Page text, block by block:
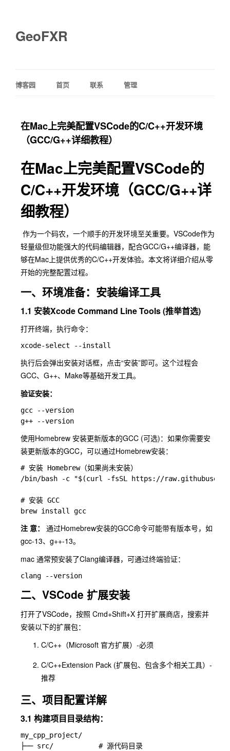
GeoFXR
博客园 首页 联系 管理
在Mac上完美配置VSCode的C/C++开发环境
（GCC/G++详细教程）
在Mac上完美配置VSCode的
C/C++开发环境（GCC/G++详
细教程）
​ 作为一个码农，一个顺手的开发环境至关重要。 VSCode作为
轻量级但功能强大的代码编辑器，配合GCC/G++编译器，能
够在Mac上提供优秀的C/C++开发体验。本文将详细介绍从零
开始的完整配置过程。
一、环境准备：安装编译工具
1.1 安装Xcode Command Line Tools (推举首选)
打开终端，执行命令：
执行后会弹出安装对话框，点击“安装”即可。这个过程会
GCC、G++、Make等基础开发工具。
验证安装：
gcc --version
使用Homebrew 安装更新版本的GCC (可选)：如果你需要安
装更新版本的GCC，可以通过Homebrew安装：
# 安装 Homebrew（如果尚未安装）
/bin/bash -c "$(curl -fsSL https://
# 安装 GCC
注 意：
通过Homebrew安装的GCC命令可能带有版本号，如
gcc-13、 g++-13。
mac 通常预安装了Clang编译器，可通过终端验证：
二、VSCode 扩展安装
打开了VSCode，按照 Cmd+Shift+X 打开扩展商店，搜索并
安装以下的扩展包：
C/C++（Microsoft 官方扩展）-必须
C/C++Extension Pack (扩展包、包含多个相关工具）-
推荐
三、项目配置详解
3.1 构建项目目录结构：
my_cpp_project/
├── src/           # 源代码目录